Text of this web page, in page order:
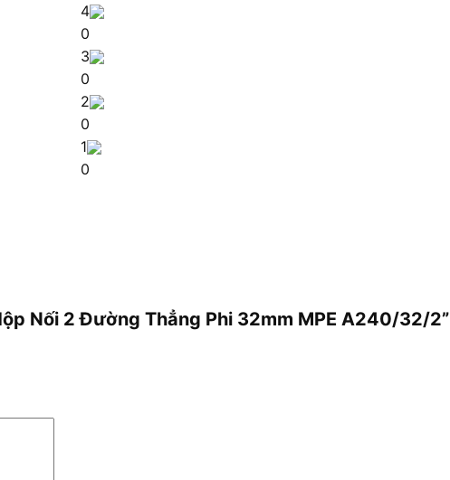
4
0
3
0
2
0
1
0
Nối 2 Đường Thẳng Phi 32mm MPE A240/32/2”